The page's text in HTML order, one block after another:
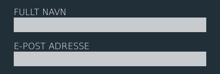
FULLT NAVN
E-POST ADRESSE